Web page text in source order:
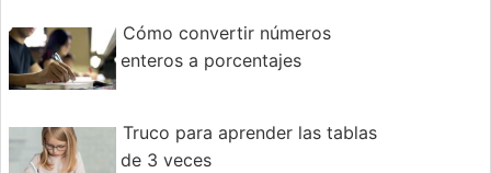
Cómo convertir números
enteros a porcentajes
Truco para aprender las tablas
de 3 veces